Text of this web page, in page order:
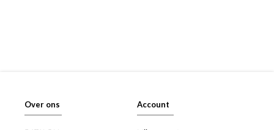
Over ons Account